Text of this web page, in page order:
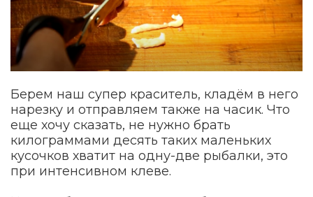
Берем наш супер краситель, кладём в него
нарезку и отправляем также на часик. Что
еще хочу сказать, не нужно брать
килограммами десять таких маленьких
кусочков хватит на одну-две рыбалки, это
при интенсивном клеве.